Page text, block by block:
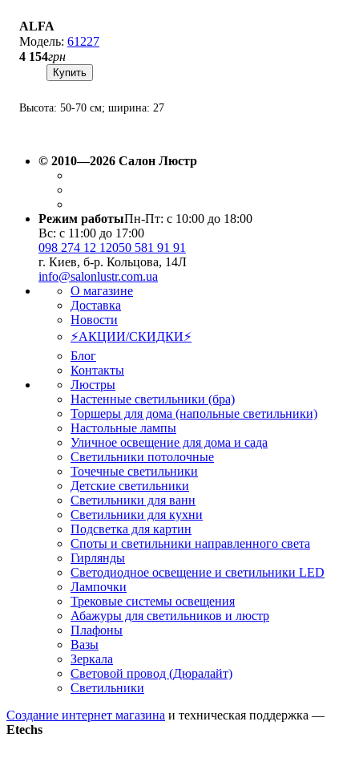
ALFA
61227
4 154грн
Купить
Высота: 50-70 см; ширина: 27
© 2010—2026 Салон Люстр
Режим работыПн-Пт: с 10:00 до 18:00
Вс: с 11:00 до 17:00
098 274 12 12050 581 91 91
г. Киев, б-р. Кольцова, 14Л
info@salonlustr.com.ua
О магазине
Доставка
Новости
⚡АКЦИИ/СКИДКИ⚡
Блог
Контакты
Люстры
Настенные светильники (бра)
Торшеры для дома (напольные светильники)
Настольные лампы
Уличное освещение для дома и сада
Светильники потолочные
Точечные светильники
Детские светильники
Светильники для ванн
Светильники для кухни
Подсветка для картин
Споты и светильники направленного света
Гирлянды
Светодиодное освещение и светильники LED
Лампочки
Трековые системы освещения
Абажуры для светильников и люстр
Плафоны
Вазы
Зеркала
Световой провод (Дюралайт)
Светильники
Создание интернет магазина и техническая поддержка —
Etechs